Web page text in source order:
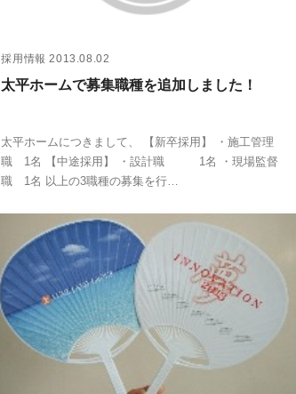
採用情報 2013.08.02
太平ホームで募集職種を追加しました！
太平ホームにつきまして、 【新卒採用】 ・施工管理
職 1名 【中途採用】 ・設計職 1名 ・現場監督
職 1名 以上の3職種の募集を行…